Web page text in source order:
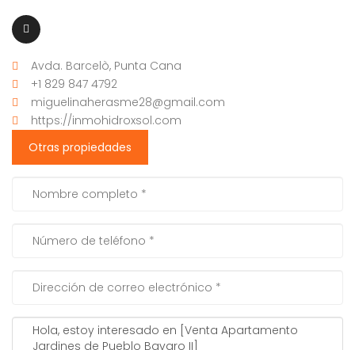
Avda. Barcelò, Punta Cana
+1 829 847 4792
miguelinaherasme28@gmail.com
https://inmohidroxsol.com
Otras propiedades